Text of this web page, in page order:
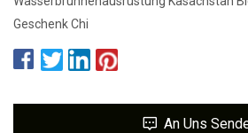
Geschenk Chi
An Uns